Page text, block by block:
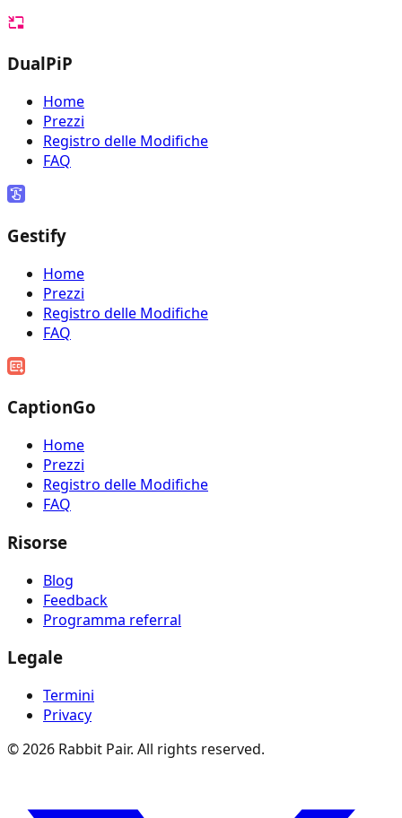
DualPiP
Home
Prezzi
Registro delle Modifiche
FAQ
Gestify
Home
Prezzi
Registro delle Modifiche
FAQ
CaptionGo
Home
Prezzi
Registro delle Modifiche
FAQ
Risorse
Blog
Feedback
Programma referral
Legale
Termini
Privacy
©2026 Rabbit Pair. All rights reserved.